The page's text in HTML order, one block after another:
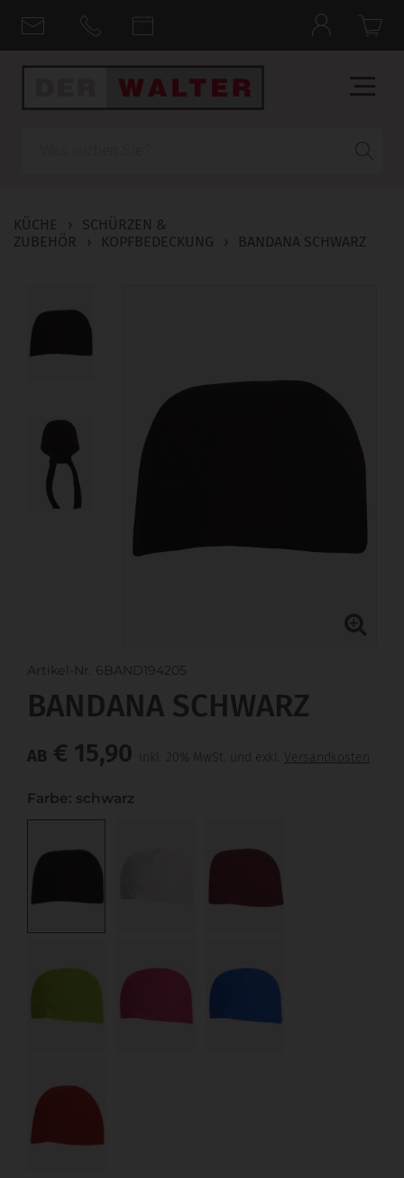
KÜCHE ›
SCHÜRZEN &
ZUBEHÖR
› KOPFBEDECKUNG › BANDANA SCHWARZ
Artikel-Nr. 6BAND194205
BANDANA SCHWARZ
AB € 15,90 inkl. 20% MwSt. und exkl. Versandkosten
Farbe: schwarz